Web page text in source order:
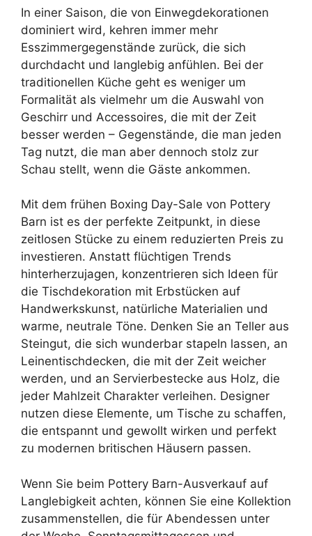
In einer Saison, die von Einwegdekorationen
dominiert wird, kehren immer mehr
Esszimmergegenstände zurück, die sich
durchdacht und langlebig anfühlen. Bei der
traditionellen Küche geht es weniger um
Formalität als vielmehr um die Auswahl von
Geschirr und Accessoires, die mit der Zeit
besser werden – Gegenstände, die man jeden
Tag nutzt, die man aber dennoch stolz zur
Schau stellt, wenn die Gäste ankommen.
Mit dem frühen Boxing Day-Sale von Pottery
Barn ist es der perfekte Zeitpunkt, in diese
zeitlosen Stücke zu einem reduzierten Preis zu
investieren. Anstatt flüchtigen Trends
hinterherzujagen, konzentrieren sich Ideen für
die Tischdekoration mit Erbstücken auf
Handwerkskunst, natürliche Materialien und
warme, neutrale Töne. Denken Sie an Teller aus
Steingut, die sich wunderbar stapeln lassen, an
Leinentischdecken, die mit der Zeit weicher
werden, und an Servierbestecke aus Holz, die
jeder Mahlzeit Charakter verleihen. Designer
nutzen diese Elemente, um Tische zu schaffen,
die entspannt und gewollt wirken und perfekt
zu modernen britischen Häusern passen.
Wenn Sie beim Pottery Barn-Ausverkauf auf
Langlebigkeit achten, können Sie eine Kollektion
zusammenstellen, die für Abendessen unter